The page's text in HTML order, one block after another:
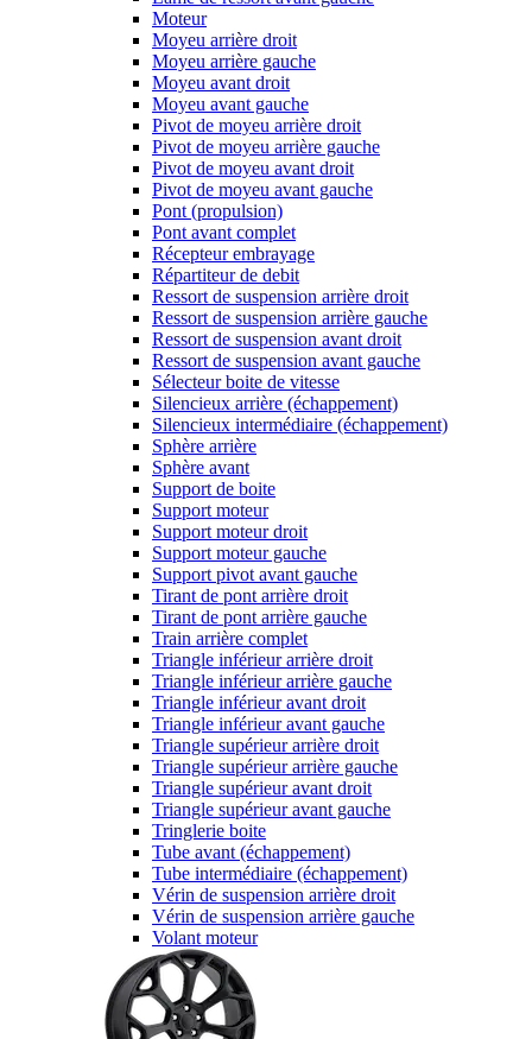
Moteur
Moyeu arrière droit
Moyeu arrière gauche
Moyeu avant droit
Moyeu avant gauche
Pivot de moyeu arrière droit
Pivot de moyeu arrière gauche
Pivot de moyeu avant droit
Pivot de moyeu avant gauche
Pont (propulsion)
Pont avant complet
Récepteur embrayage
Répartiteur de debit
Ressort de suspension arrière droit
Ressort de suspension arrière gauche
Ressort de suspension avant droit
Ressort de suspension avant gauche
Sélecteur boite de vitesse
Silencieux arrière (échappement)
Silencieux intermédiaire (échappement)
Sphère arrière
Sphère avant
Support de boite
Support moteur
Support moteur droit
Support moteur gauche
Support pivot avant gauche
Tirant de pont arrière droit
Tirant de pont arrière gauche
Train arrière complet
Triangle inférieur arrière droit
Triangle inférieur arrière gauche
Triangle inférieur avant droit
Triangle inférieur avant gauche
Triangle supérieur arrière droit
Triangle supérieur arrière gauche
Triangle supérieur avant droit
Triangle supérieur avant gauche
Tringlerie boite
Tube avant (échappement)
Tube intermédiaire (échappement)
Vérin de suspension arrière droit
Vérin de suspension arrière gauche
Volant moteur